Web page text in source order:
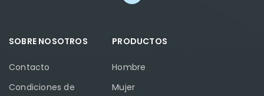
SOBRE NOSOTROS
Contacto
Condiciones de
PRODUCTOS
Hombre
Mujer